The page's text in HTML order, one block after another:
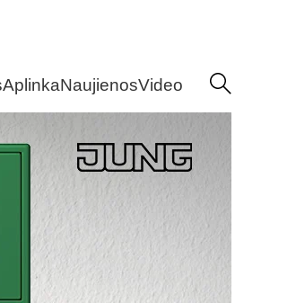
AplinkaNaujienosVideo